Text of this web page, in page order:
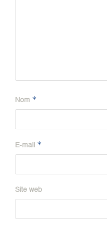
Nom *
E-mail *
Site web